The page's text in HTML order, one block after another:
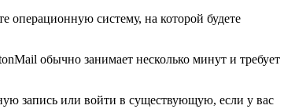
операционную систему, на которой будете
обычно занимает несколько минут и требует
запись или войти в существующую, если у вас